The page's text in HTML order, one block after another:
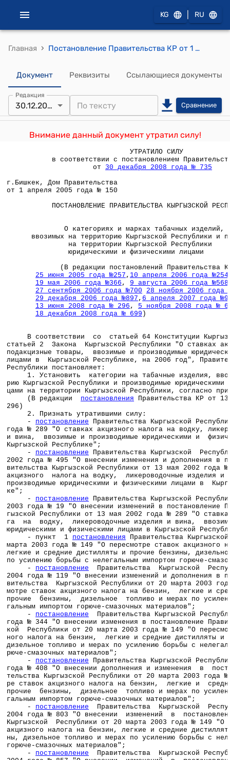
KG RU
Главная › Постановление Правительства КР от 1 апреля 2005 года № 150 "О категориях и марках табачных изделий, ввозимых на территорию Кыргызской Республики и производимых на территории Кыргызской Республики юридическими и физическими лицами"
Документ Реквизиты Ссылающиеся документы
Редакция
30.12.2008 Сравнение
Внимание данный документ утратил силу!